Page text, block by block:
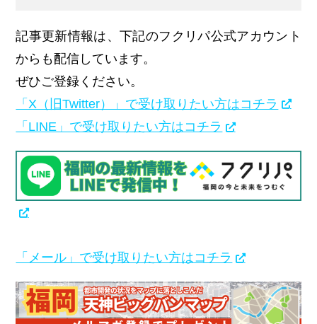
記事更新情報は、下記のフクリパ公式アカウント
からも配信しています。
ぜひご登録ください。
「X（旧Twitter）」で受け取りたい方はコチラ
「LINE」で受け取りたい方はコチラ
「メール」で受け取りたい方はコチラ